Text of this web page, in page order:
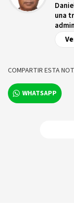
una
COMPARTIR ESTA
WHATSAPP